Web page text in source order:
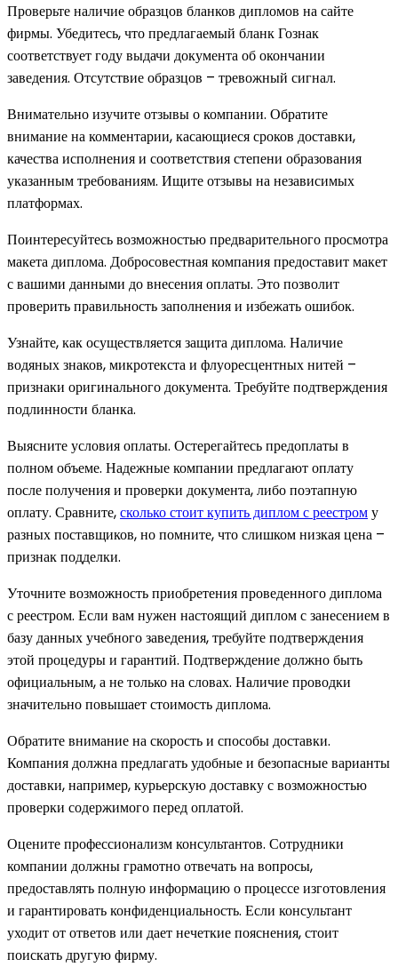
Проверьте наличие образцов бланков дипломов на сайте
фирмы. Убедитесь, что предлагаемый бланк Гознак
соответствует году выдачи документа об окончании
заведения. Отсутствие образцов – тревожный сигнал.
Внимательно изучите отзывы о компании. Обратите
внимание на комментарии, касающиеся сроков доставки,
качества исполнения и соответствия степени образования
указанным требованиям. Ищите отзывы на независимых
платформах.
Поинтересуйтесь возможностью предварительного просмотра
макета диплома. Добросовестная компания предоставит макет
с вашими данными до внесения оплаты. Это позволит
проверить правильность заполнения и избежать ошибок.
Узнайте, как осуществляется защита диплома. Наличие
водяных знаков, микротекста и флуоресцентных нитей –
признаки оригинального документа. Требуйте подтверждения
подлинности бланка.
Выясните условия оплаты. Остерегайтесь предоплаты в
полном объеме. Надежные компании предлагают оплату
после получения и проверки документа, либо поэтапную
оплату. Сравните,сколько стоит купить диплом с реестрому
разных поставщиков, но помните, что слишком низкая цена –
признак подделки.
Уточните возможность приобретения проведенного диплома
с реестром. Если вам нужен настоящий диплом с занесением в
базу данных учебного заведения, требуйте подтверждения
этой процедуры и гарантий. Подтверждение должно быть
официальным, а не только на словах. Наличие проводки
значительно повышает стоимость диплома.
Обратите внимание на скорость и способы доставки.
Компания должна предлагать удобные и безопасные варианты
доставки, например, курьерскую доставку с возможностью
проверки содержимого перед оплатой.
Оцените профессионализм консультантов. Сотрудники
компании должны грамотно отвечать на вопросы,
предоставлять полную информацию о процессе изготовления
и гарантировать конфиденциальность. Если консультант
уходит от ответов или дает нечеткие пояснения, стоит
поискать другую фирму.